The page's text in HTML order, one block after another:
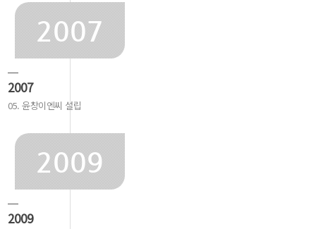
2007
2007
05. 윤창이엔씨 설립
2009
2009